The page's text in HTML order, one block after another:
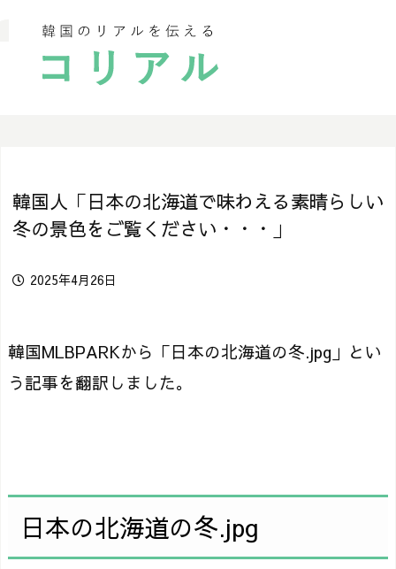
韓国人「日本の北海道で味わえる素晴らしい
冬の景色をご覧ください・・・」
2025年4月26日
韓国MLBPARKから「日本の北海道の冬.jpg」とい
う記事を翻訳しました。
日本の北海道の冬.jpg